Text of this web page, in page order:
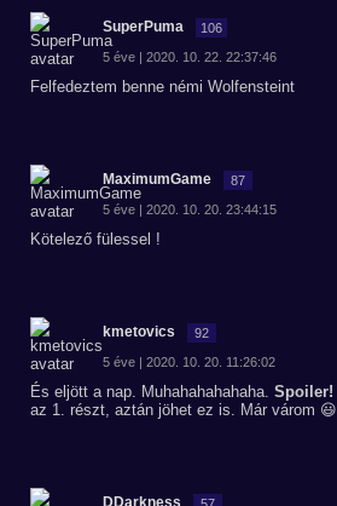
SuperPuma 106
5 éve | 2020. 10. 22. 22:37:46
Felfedeztem benne némi Wolfensteint
MaximumGame 87
5 éve | 2020. 10. 20. 23:44:15
Kötelező fülessel !
kmetovics 92
5 éve | 2020. 10. 20. 11:26:02
És eljött a nap. Muhahahahahaha. Spoiler!
az 1. részt, aztán jöhet ez is. Már várom 😃
DDarkness 57